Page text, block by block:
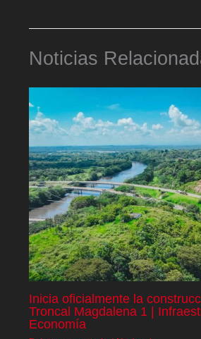
Noticias
Inicia oficialmente la
Troncal Magdalena 1 |
Economía